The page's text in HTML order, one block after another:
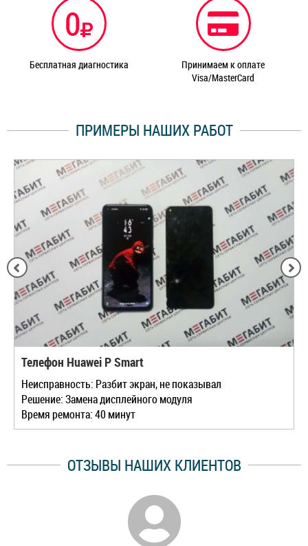
0
Бесплатная диагностика
Принимаем к оплате
Visa/MasterCard
ПРИМЕРЫ НАШИХ РАБОТ
Телефон Huawei P Smart
Неисправность: Разбит экран, не показывал
Решение: Замена дисплейного модуля
Время ремонта: 40 минут
ОТЗЫВЫ НАШИХ КЛИЕНТОВ